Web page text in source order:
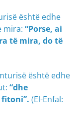
është edhe
mira:“Porse, ai
të mira, do të
është edhe
“dhe
(El-Enfal: